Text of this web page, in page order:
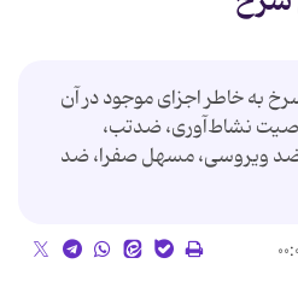
به خاطر اجزای موجود در آن
نشاط‌آوری، ضدتب،
ویروسی، مسهل صفرا، ضد